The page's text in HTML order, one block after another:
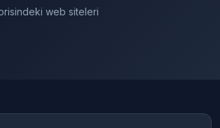
web siteleri